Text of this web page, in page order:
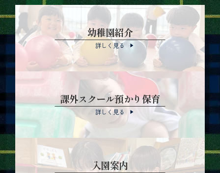
幼稚園紹介
詳しく見る
課外スクール預かり保育
詳しく見る
入園案内